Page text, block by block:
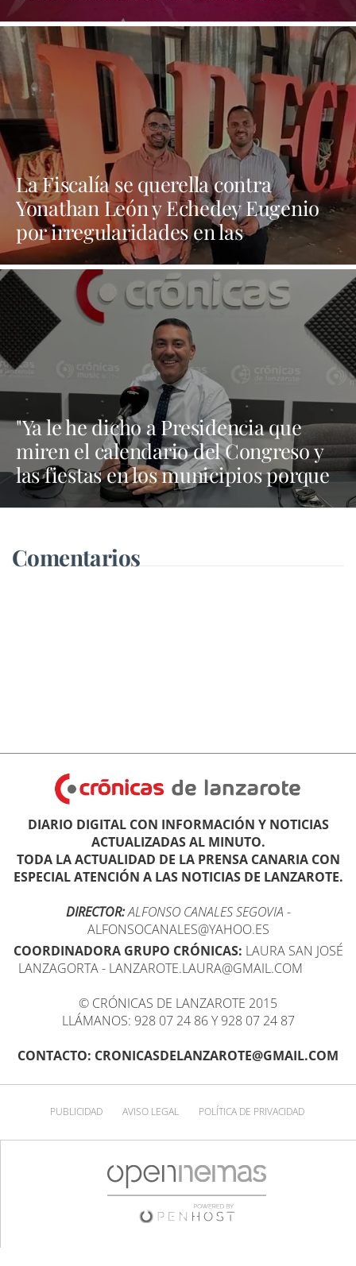
folclore canario
La Fiscalía se querella contra
Yonathan León y Echedey Eugenio
por irregularidades en las
contrataciones de las fiestas
"Ya le he dicho a Presidencia que
miren el calendario del Congreso y
las fiestas en los municipios porque
Dolores Corujo estaba en un fiesta
pleno"
Comentarios
DIARIO DIGITAL CON INFORMACIÓN Y NOTICIAS
ACTUALIZADAS AL MINUTO.
TODA LA ACTUALIDAD DE LA PRENSA CANARIA CON
ESPECIAL ATENCIÓN A LAS NOTICIAS DE LANZAROTE.
DIRECTOR:ALFONSO CANALES SEGOVIA -
ALFONSOCANALES@YAHOO.ES
COORDINADORA GRUPO CRÓNICAS: LAURA SAN JOSÉ
LANZAGORTA - LANZAROTE.LAURA@GMAIL.COM
© CRÓNICAS DE LANZAROTE 2015
LLÁMANOS: 928 07 24 86 Y 928 07 24 87
CONTACTO: CRONICASDELANZAROTE@GMAIL.COM
PUBLICIDAD AVISO LEGAL POLÍTICA DE PRIVACIDAD